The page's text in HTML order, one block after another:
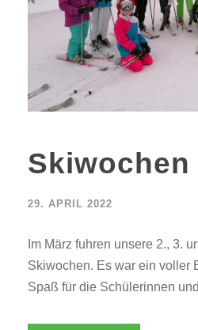
Skiwochen
29. APRIL 2022
Im März fuhren unsere 2., 3.
Skiwochen. Es war ein voller
Spaß für die Schülerinnen